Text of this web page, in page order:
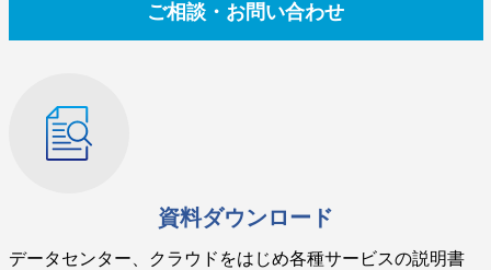
ご相談・お問い合わせ
資料ダウンロード
データセンター、クラウドをはじめ各種サービスの説明書